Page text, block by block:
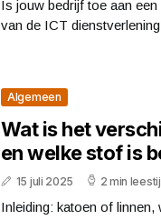
Is jouw bedrijf toe aan
van de ICT
Algemeen
Wat is het
en welke stof is
15 juli 2025 2 min
Inleiding: katoen of